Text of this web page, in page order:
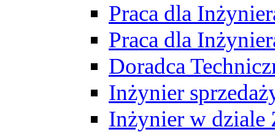
Praca dla
Praca dla
Doradca
Inżynier
Inżynier w dziale